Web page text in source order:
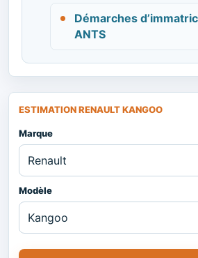
Démarches
ANTS
ESTIMATION RENAULT KANGOO
Marque
Modèle